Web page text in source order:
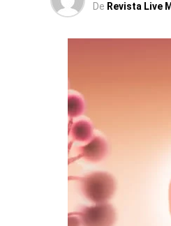
De Revista Live